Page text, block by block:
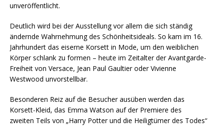
unveröffentlicht.
Deutlich wird bei der Ausstellung vor allem die sich ständig
ändernde Wahrnehmung des Schönheitsideals. So kam im 16.
Jahrhundert das eiserne Korsett in Mode, um den weiblichen
Körper schlank zu formen – heute im Zeitalter der Avantgarde-
Freiheit von Versace, Jean Paul Gaultier oder Vivienne
Westwood unvorstellbar.
Besonderen Reiz auf die Besucher ausüben werden das
Korsett-Kleid, das Emma Watson auf der Premiere des
zweiten Teils von „Harry Potter und die Heiligtümer des Todes“